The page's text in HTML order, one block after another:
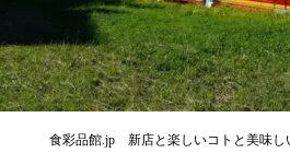
食彩品館.jp 新店と楽しいコトと美味し